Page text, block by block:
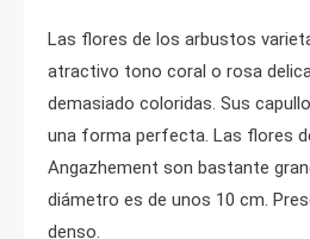
Las flores de los arbustos
atractivo tono coral o rosa
demasiado coloridas. Sus
una forma perfecta. Las flores
Angazhement son bastante
diámetro es de unos 10 cm.
denso.